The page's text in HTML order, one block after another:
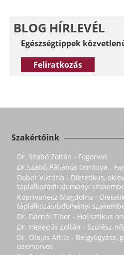
BLOG HÍRLEVÉL
Egészségtippek
Feliratkozás
Szakértőink
Dr. Szabó Zoltán - Fogorvos
Dr.Szabó-Páljános Dorottya -
Dobor Viktória - Dietetikus,
táplálkozástudományi
Koprivanecz Magdolna -
táplálkozástudományi
Dr. Darnói Tibor - Holisztikus
Dr. Hegedűs Zoltán - Szülész-
Dr. Olajos Attila - Belgyógyász,
üzemorvos